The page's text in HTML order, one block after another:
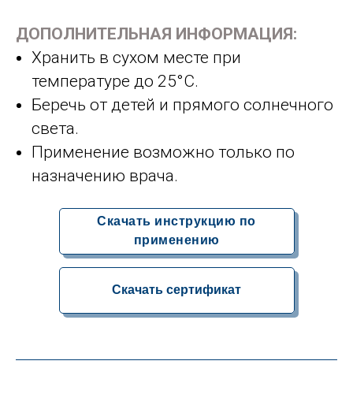
ДОПОЛНИТЕЛЬНАЯ ИНФОРМАЦИЯ:
Хранить в сухом месте при
температуре до 25°C.
Беречь от детей и прямого солнечного
света.
Применение возможно только по
назначению врача.
Скачать инструкцию по
применению
Скачать сертификат